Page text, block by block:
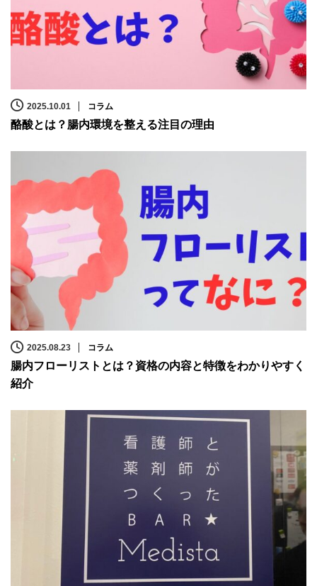
2025.10.01 コラム
酪酸とは？腸内環境を整える注目の理由
2025.08.23 コラム
腸内フローリストとは？資格の内容と特徴をわかりやすく
紹介